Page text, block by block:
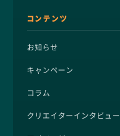
コンテンツ
お知らせ
キャンペーン
コラム
クリエイターインタビュー